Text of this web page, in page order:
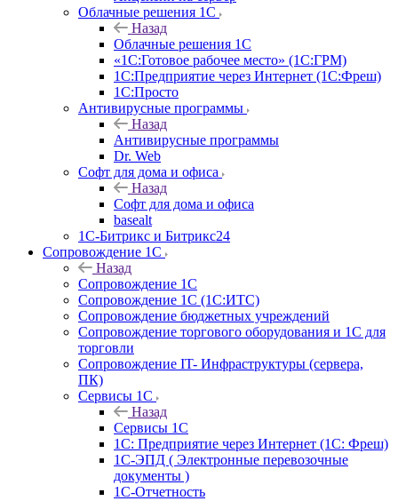
Облачные решения 1С
Назад
Облачные решения 1С
«1C:Готовое рабочее место» (1С:ГРМ)
1С:Предприятие через Интернет (1С:Фреш)
1С:Просто
Антивирусные программы
Назад
Антивирусные программы
Dr. Web
Софт для дома и офиса
Назад
Софт для дома и офиса
basealt
1С-Битрикс и Битрикс24
Сопровождение 1С
Назад
Сопровождение 1С
Сопровождение 1С (1С:ИТС)
Сопровождение бюджетных учреждений
Сопровождение торгового оборудования и 1С для
торговли
Сопровождение IT- Инфраструктуры (сервера,
ПК)
Сервисы 1С
Назад
Сервисы 1С
1С: Предприятие через Интернет (1С: Фреш)
1С-ЭПД ( Электронные перевозочные
документы )
1С-Отчетность